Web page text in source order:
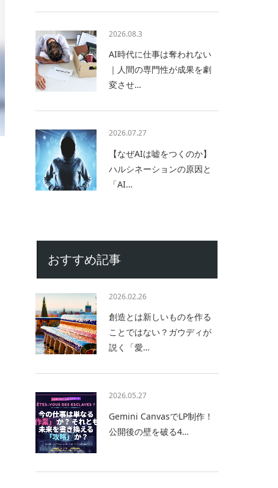
2026.08.3
AI時代に仕事は奪われない
｜人間の専門性が成果を劇
変させ…
2026.07.27
【なぜAIは嘘をつくのか】
ハルシネーションの原因と
「AI…
おすすめ記事
2026.02.26
創造とは新しいものを作る
ことではない？ガウディが
説く「愛…
2026.05.27
Gemini CanvasでLP制作！
公開後の壁を破る4…